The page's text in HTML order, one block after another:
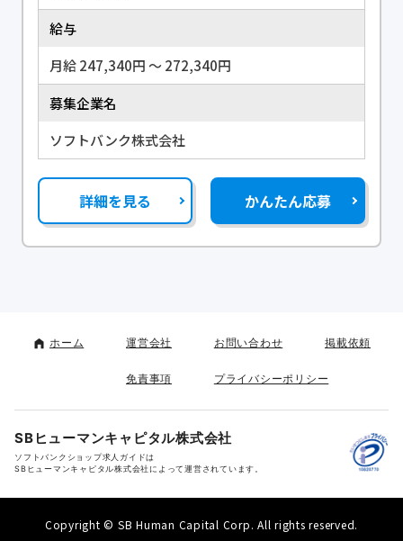
給与
月給 247,340円 〜 272,340円
募集企業名
ソフトバンク株式会社
詳細を見る かんたん応募
ホーム 運営会社 お問い合わせ 掲載依頼
免責事項 プライバシーポリシー
SBヒューマンキャピタル株式会社
ソフトバンクショップ求人ガイドは
SBヒューマンキャピタル株式会社によって運営されています。
Copyright © SB Human Capital Corp. All rights reserved.